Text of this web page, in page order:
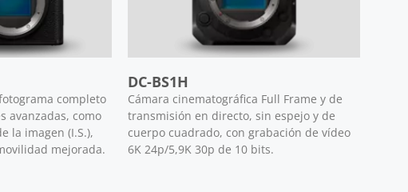
completo
avanzadas, como
la imagen (I.S.),
mejorada.
DC-BS1H
Cámara cinematográfica Full Frame y de
transmisión en directo, sin espejo y de
cuerpo cuadrado, con grabación de vídeo
6K 24p/5,9K 30p de 10 bits.